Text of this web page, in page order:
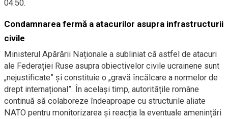
04:50.
Condamnarea fermă a atacurilor asupra infrastructurii
civile
Ministerul Apărării Naționale a subliniat că astfel de atacuri
ale Federației Ruse asupra obiectivelor civile ucrainene sunt
„nejustificate” și constituie o „gravă încălcare a normelor de
drept internațional”. În același timp, autoritățile române
continuă să colaboreze îndeaproape cu structurile aliate
NATO pentru monitorizarea și reacția la eventuale amenințări